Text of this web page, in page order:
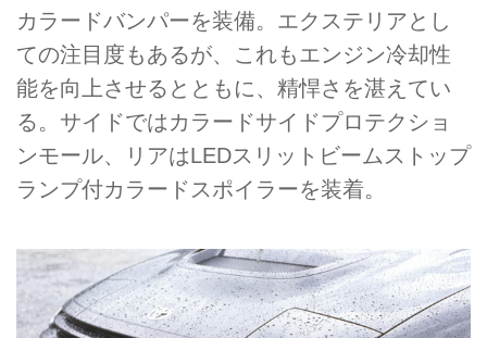
カラードバンパーを装備。エクステリアとし
ての注目度もあるが、これもエンジン冷却性
能を向上させるとともに、精悍さを湛えてい
る。サイドではカラードサイドプロテクショ
ンモール、リアはLEDスリットビームストップ
ランプ付カラードスポイラーを装着。